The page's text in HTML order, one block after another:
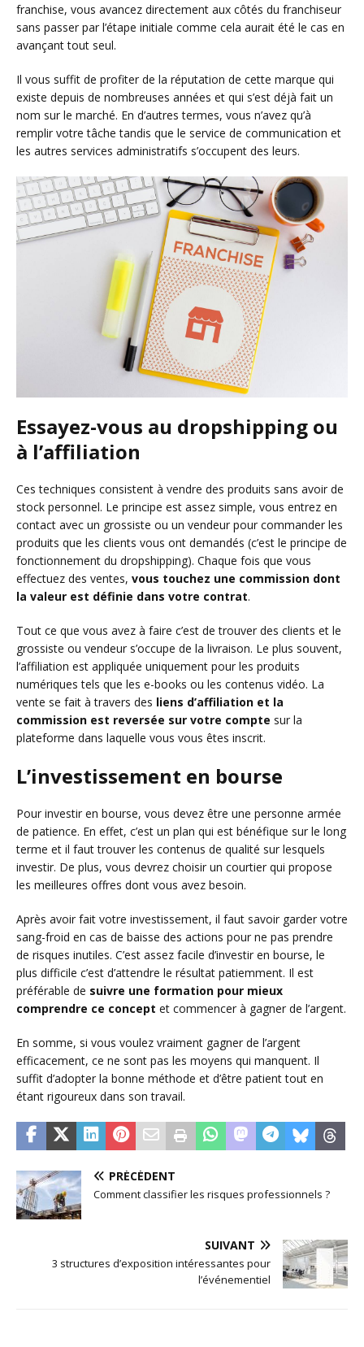
franchise, vous avancez directement aux côtés du franchiseur
sans passer par l’étape initiale comme cela aurait été le cas en
avançant tout seul.
Il vous suffit de profiter de la réputation de cette marque qui
existe depuis de nombreuses années et qui s’est déjà fait un
nom sur le marché. En d’autres termes, vous n’avez qu’à
remplir votre tâche tandis que le service de communication et
les autres services administratifs s’occupent des leurs.
Essayez-vous au dropshipping ou
à l’affiliation
Ces techniques consistent à vendre des produits sans avoir de
stock personnel. Le principe est assez simple, vous entrez en
contact avec un grossiste ou un vendeur pour commander les
produits que les clients vous ont demandés (c’est le principe de
fonctionnement du dropshipping). Chaque fois que vous
effectuez des ventes, vous touchez une commission dont
la valeur est définie dans votre contrat.
Tout ce que vous avez à faire c’est de trouver des clients et le
grossiste ou vendeur s’occupe de la livraison. Le plus souvent,
l’affiliation est appliquée uniquement pour les produits
numériques tels que les e-books ou les contenus vidéo. La
vente se fait à travers des liens d’affiliation et la
commission est reversée sur votre compte sur la
plateforme dans laquelle vous vous êtes inscrit.
L’investissement en bourse
Pour investir en bourse, vous devez être une personne armée
de patience. En effet, c’est un plan qui est bénéfique sur le long
terme et il faut trouver les contenus de qualité sur lesquels
investir. De plus, vous devrez choisir un courtier qui propose
les meilleures offres dont vous avez besoin.
Après avoir fait votre investissement, il faut savoir garder votre
sang-froid en cas de baisse des actions pour ne pas prendre
de risques inutiles. C’est assez facile d’investir en bourse, le
plus difficile c’est d’attendre le résultat patiemment. Il est
préférable de suivre une formation pour mieux
comprendre ce concept et commencer à gagner de l’argent.
En somme, si vous voulez vraiment gagner de l’argent
efficacement, ce ne sont pas les moyens qui manquent. Il
suffit d’adopter la bonne méthode et d’être patient tout en
étant rigoureux dans son travail.
PRÉCÉDENT
Comment classifier les risques professionnels ?
SUIVANT
3 structures d’exposition intéressantes pour
l’événementiel